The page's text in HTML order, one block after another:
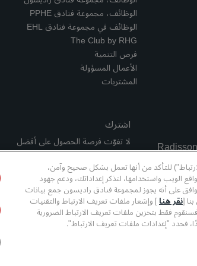
الوظائف، مجموعة فنادق PPHE
الوظائف في مجموعة فنادق EHL
The Club by RHG
فرص التنمية
الأعمال المسؤولة
المشتريات
اشترك
لا تفوّت فرصة الحصول على أفضل
عروضنا
للتأكد من أنها تعمل بشكل صحيح وآمن،
الويب واستخدامها، لتذكر إعداداتك، ودعم جهود
على أنه يجوز لمجموعة فنادق راديسون جمع بيانات
[نقر هنا] وإشعار ملفات تعريف الارتباط والتقنيات
فقط بتخزين ملفات تعريف الارتباط الضرورية
فحدد "إعدادات ملفات تعريف الارتباط".